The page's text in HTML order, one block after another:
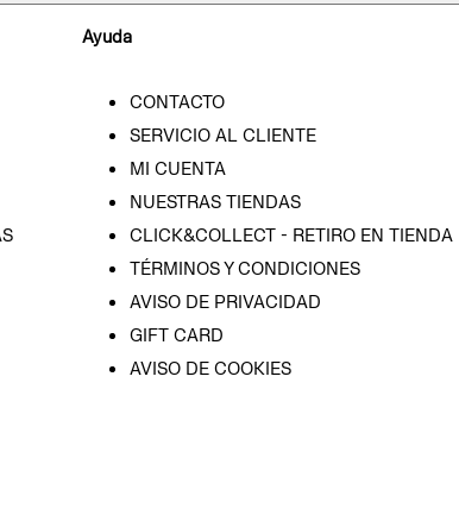
Ayuda
CONTACTO
SERVICIO AL CLIENTE
MI CUENTA
NUESTRAS TIENDAS
CLICK&COLLECT - RETIRO EN TIENDA
TÉRMINOS Y CONDICIONES
AVISO DE PRIVACIDAD
GIFT CARD
AVISO DE COOKIES